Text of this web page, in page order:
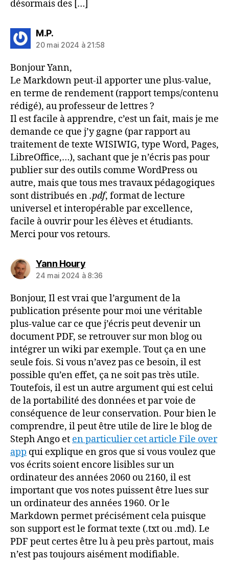
désormais des […]
M.P.dit :
20 mai 2024 à 21:58
Bonjour Yann,
Le Markdown peut-il apporter une plus-value,
en terme de rendement (rapport temps/contenu
rédigé), au professeur de lettres ?
Il est facile à apprendre, c’est un fait, mais je me
demande ce que j’y gagne (par rapport au
traitement de texte WISIWIG, type Word, Pages,
LibreOffice,…), sachant que je n’écris pas pour
publier sur des outils comme WordPress ou
autre, mais que tous mes travaux pédagogiques
sont distribués en.pdf, format de lecture
universel et interopérable par excellence,
facile à ouvrir pour les élèves et étudiants.
Merci pour vos retours.
Yann Hourydit :
24 mai 2024 à 8:36
Bonjour, Il est vrai que l’argument de la
publication présente pour moi une véritable
plus-value car ce que j’écris peut devenir un
document PDF, se retrouver sur mon blog ou
intégrer un wiki par exemple. Tout ça en une
seule fois. Si vous n’avez pas ce besoin, il est
possible qu’en effet, ça ne soit pas très utile.
Toutefois, il est un autre argument qui est celui
de la portabilité des données et par voie de
conséquence de leur conservation. Pour bien le
comprendre, il peut être utile de lire le blog de
Steph Ango et en particulier cet article File over
app qui explique en gros que si vous voulez que
vos écrits soient encore lisibles sur un
ordinateur des années 2060 ou 2160, il est
important que vos notes puissent être lues sur
un ordinateur des années 1960. Or le
Markdown permet précisément cela puisque
son support est le format texte (.txt ou .md). Le
PDF peut certes être lu à peu près partout, mais
n’est pas toujours aisément modifiable.